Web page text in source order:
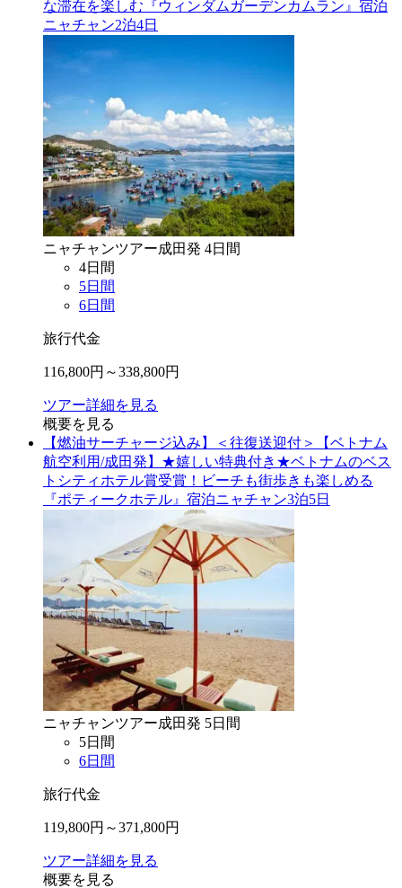
な滞在を楽しむ『ウィンダムガーデンカムラン』宿泊
ニャチャン2泊4日
ニャチャンツアー成田発 4日間
4日間
5日間
6日間
旅行代金
116,800円～338,800円
ツアー詳細を見る
概要を見る
【燃油サーチャージ込み】＜往復送迎付＞【ベトナム
航空利用/成田発】★嬉しい特典付き★ベトナムのベス
トシティホテル賞受賞！ビーチも街歩きも楽しめる
『ポティークホテル』宿泊ニャチャン3泊5日
ニャチャンツアー成田発 5日間
5日間
6日間
旅行代金
119,800円～371,800円
ツアー詳細を見る
概要を見る